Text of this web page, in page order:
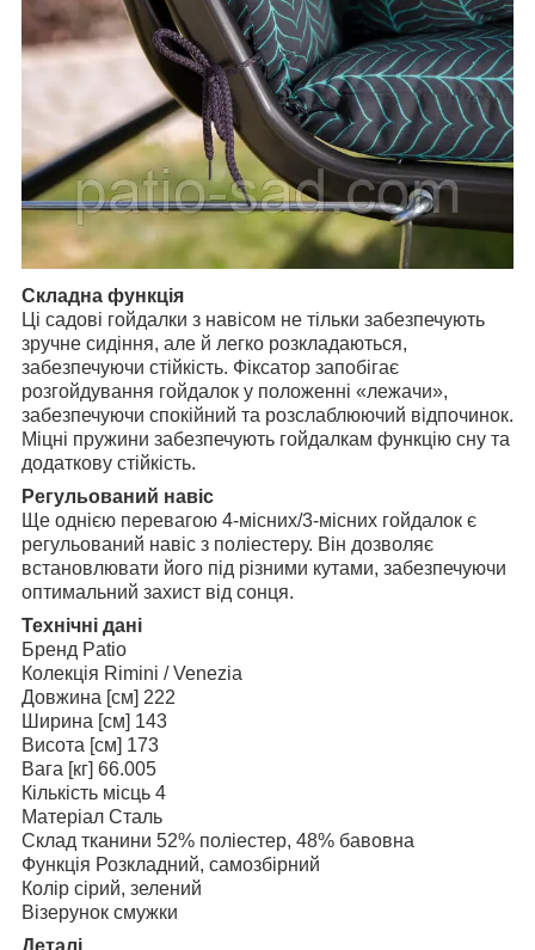
Складна функція
Ці садові гойдалки з навісом не тільки забезпечують
зручне сидіння, але й легко розкладаються,
забезпечуючи стійкість. Фіксатор запобігає
розгойдування гойдалок у положенні «лежачи»,
забезпечуючи спокійний та розслаблюючий відпочинок.
Міцні пружини забезпечують гойдалкам функцію сну та
додаткову стійкість.
Регульований навіс
Ще однією перевагою 4-місних/3-місних гойдалок є
регульований навіс з поліестеру. Він дозволяє
встановлювати його під різними кутами, забезпечуючи
оптимальний захист від сонця.
Технічні дані
Бренд Patio
Колекція Rimini / Venezia
Довжина [см] 222
Ширина [см] 143
Висота [см] 173
Вага [кг] 66.005
Кількість місць 4
Матеріал Сталь
Склад тканини 52% поліестер, 48% бавовна
Функція Розкладний, самозбірний
Колір сірий, зелений
Візерунок смужки
Деталі